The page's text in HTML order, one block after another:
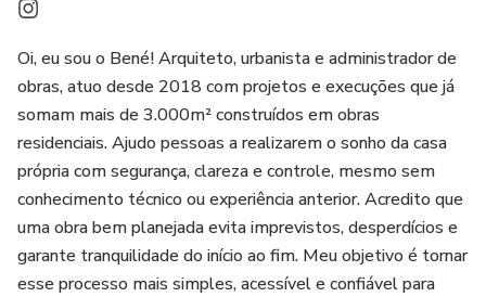
acessível e foco na prática.
🚀 Não comece sua obra no escuro. Com o checklist certo,
você toma decisões melhores e constrói com mais
tranquilidade.
Adquira agora e leve para sua obra um material de valor
técnico, visualmente organizado e direto ao ponto!
Oi, eu sou o Bené! Arquiteto, urbanista e administrador de
obras, atuo desde 2018 com projetos e execuções que já
somam mais de 3.000m² construídos em obras
residenciais. Ajudo pessoas a realizarem o sonho da casa
própria com segurança, clareza e controle, mesmo sem
conhecimento técnico ou experiência anterior. Acredito que
uma obra bem planejada evita imprevistos, desperdícios e
garante tranquilidade do início ao fim. Meu objetivo é tornar
esse processo mais simples, acessível e confiável para